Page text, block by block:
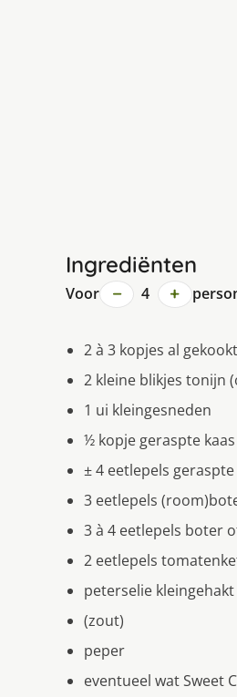
Ingrediënten
Voor − 4 +
2 à 3 kopjes al
2 kleine blikjes tonijn
1 ui kleingesneden
½ kopje geraspte
± 4 eetlepels
3 eetlepels
3 à 4 eetlepels boter
2 eetlepels
peterselie kleingehakt
(zout)
peper
eventueel wat Sweet